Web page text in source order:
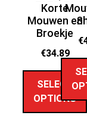
Korte
Mouwen en
Broekje
€34.89
SELECT
OPTIONS
€